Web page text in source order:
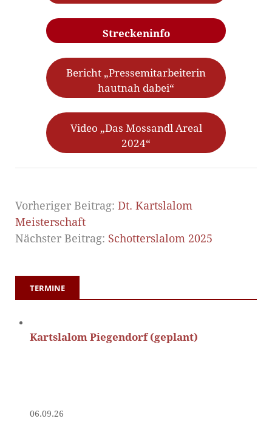
Streckeninfo
Bericht „Pressemitarbeiterin
hautnah dabei“
Video „Das Mossandl Areal
2024“
Vorheriger Beitrag: Dt. Kartslalom
Meisterschaft
Nächster Beitrag: Schotterslalom 2025
TERMINE
Kartslalom Piegendorf (geplant)
06.09.26